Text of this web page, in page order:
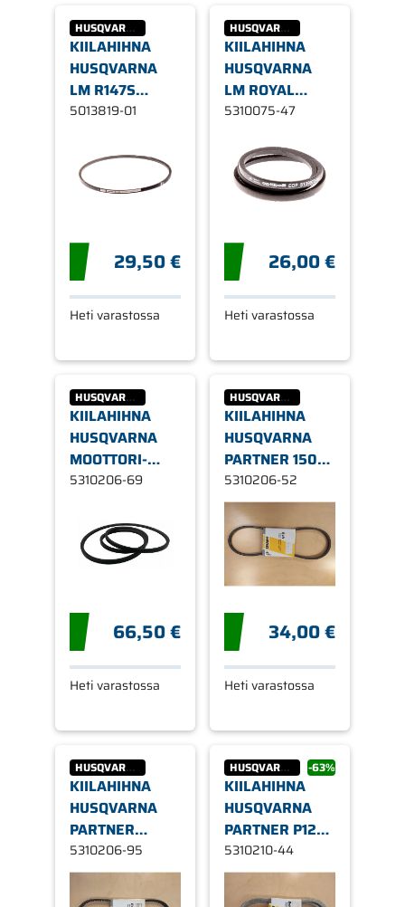
HUSQVARNA
KIILAHIHNA
HUSQVARNA
LM R147S
P4046 M46-
5013819-01
29,50 €
Heti varastossa
HUSQVARNA
KIILAHIHNA
HUSQVARNA
LM ROYAL
49/50 S
5310075-47
26,00 €
Heti varastossa
HUSQVARNA
KIILAHIHNA
HUSQVARNA
MOOTTORI-
LEIKKUULAITE
5310206-69
66,50 €
Heti varastossa
HUSQVARNA
KIILAHIHNA
HUSQVARNA
PARTNER 150D
90-
5310206-52
34,00 €
Heti varastossa
HUSQVARNA
KIILAHIHNA
HUSQVARNA
PARTNER
NORLETT
5310206-95
HUSQVARNA -63%
KIILAHIHNA
HUSQVARNA
PARTNER P12H
105 -98
5310210-44